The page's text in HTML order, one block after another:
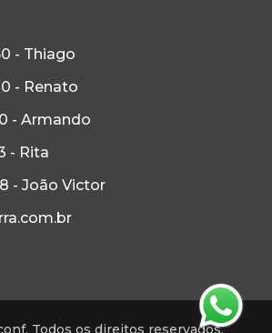
- Thiago
- Renato
- Armando
- Rita
- João Victor
Todos os direitos reservados.